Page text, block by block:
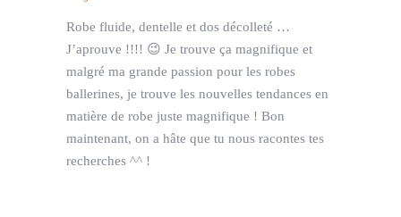
Robe fluide, dentelle et dos décolleté …
J’aprouve !!!! 😉 Je trouve ça magnifique et
malgré ma grande passion pour les robes
ballerines, je trouve les nouvelles tendances en
matière de robe juste magnifique ! Bon
maintenant, on a hâte que tu nous racontes tes
recherches ^^ !